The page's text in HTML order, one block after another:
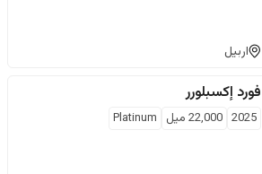
اربيل
فورد إكسبلورر
2025
22,000 ميل Platinum